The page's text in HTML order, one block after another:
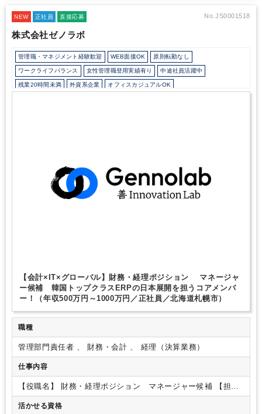
NEW 正社員 直接応募 No.JS0001518
株式会社ゼノラボ
管理職・マネジメント経験歓迎 WEB面接OK 原則転勤なし
ワークライフバランス 女性管理職登用実績有り 中途社員活躍中
残業20時間未満 外資系企業 オフィスカジュアルOK
【会計×IT×グローバル】財務・経理ポジション マネージャ
ー候補 韓国トップクラスERPの日本展開を担うコアメンバ
ー！（年収500万円～1000万円／正社員／北海道札幌市）
職種
管理部門責任者 、 財務・会計 、 経理（決算業務）
仕事内容
【役職名】 財務・経理ポジション マネージャー候補
【担っ
ていただく役割】・事業拡大・組織拡大フェーズにおいて経
理・財務を中心に、管理体制の構築・強化をリードしていくポ
活かせる資格